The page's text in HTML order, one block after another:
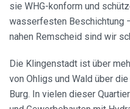
sie WHG-konform und
wasserfesten Beschichtung
nahen Remscheid sind wir
Die Klingenstadt ist über
von Ohligs und Wald über
Burg. In vielen dieser